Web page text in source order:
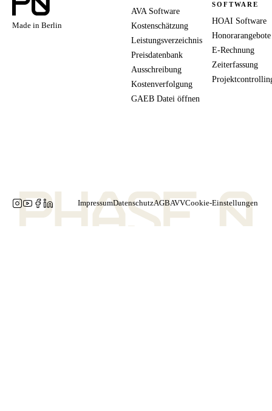
Made in Berlin
AVA Software
Kostenschätzung
Leistungsverzeichnis
Preisdatenbank
Ausschreibung
Kostenverfolgung
GAEB Datei öffnen
SOFTWARE
HOAI Software
Honorarangebote
E-Rechnung
Zeiterfassung
ImpressumDatenschutzAGBAVVCookie-Einstellungen